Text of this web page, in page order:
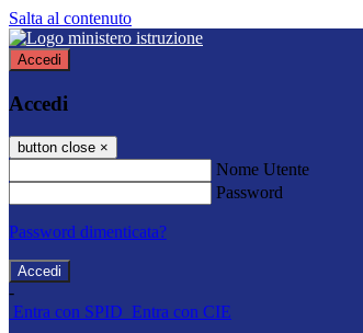
Salta al contenuto
Accedi
Accedi
button close ×
Nome Utente
Password
Password dimenticata?
-
Entra con SPID Entra con CIE